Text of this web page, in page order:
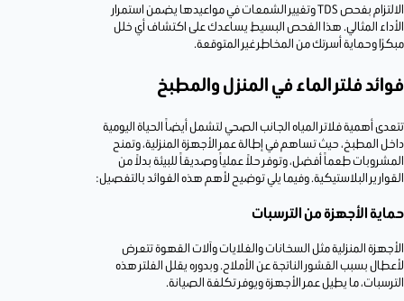
الالتزام بفحص TDS وتغيير الشمعات في مواعيدها يضمن استمرار
الأداء المثالي. هذا الفحص البسيط يساعدك على اكتشاف أي خلل
مبكرًا وحماية أسرتك من المخاطر غير المتوقعة.
فوائد فلتر الماء في المنزل والمطبخ
تتعدى أهمية فلاتر المياه الجانب الصحي لتشمل أيضاً الحياة اليومية
داخل المطبخ، حيث تساهم في إطالة عمر الأجهزة المنزلية، وتمنح
المشروبات طعماً أفضل، وتوفر حلاً عملياً وصديقاً للبيئة بدلاً من
القوارير البلاستيكية. وفيما يلي توضيح لأهم هذه الفوائد بالتفصيل:
حماية الأجهزة من الترسبات
الأجهزة المنزلية مثل السخانات والغلايات وآلات القهوة تتعرض
لأعطال بسبب القشور الناتجة عن الأملاح. وبدوره يقلل الفلتر هذه
الترسبات، ما يطيل عمر الأجهزة ويوفر تكلفة الصيانة.